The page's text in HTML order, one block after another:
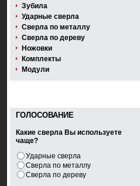
Зубила
Ударные сверла
Сверла по металлу
Сверла по дереву
Ножовки
Комплекты
Модули
ГОЛОСОВАНИЕ
Какие сверла Вы используете
чаще?
Ударные сверла
Сверла по металлу
Сверла по дереву